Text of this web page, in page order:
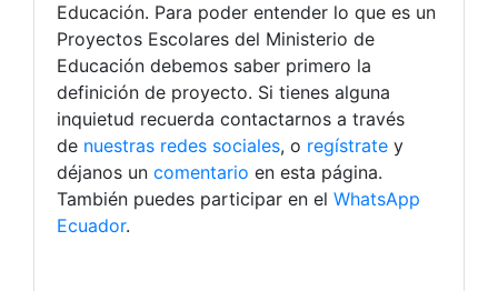
Educación. Para poder entender lo que es un
Proyectos Escolares del Ministerio de
Educación debemos saber primero la
definición de proyecto. Si tienes alguna
inquietud recuerda contactarnos a través
de nuestras redes sociales, o regístrate y
déjanos un comentario en esta página.
También puedes participar en el WhatsApp
Ecuador.